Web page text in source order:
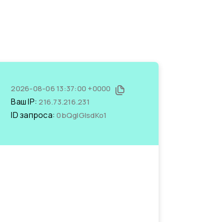
2026-08-06 13:37:00 +0000
Ваш IP:216.73.216.231
ID запроса:0bQglGlsdKo1